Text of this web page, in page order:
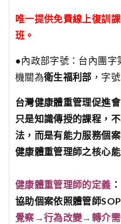
唯一提供免費線上復訓
班。
●內政部字號：台內團
機關為衛生福利部 ，字
台灣健康體重管理促進
只是知識傳授的課程，
法，而是有能力服務個
健康體重管理師之核心能
健康體重管理師的定義 ：
協助個案依照體管師
覺察→行為改變→轉介